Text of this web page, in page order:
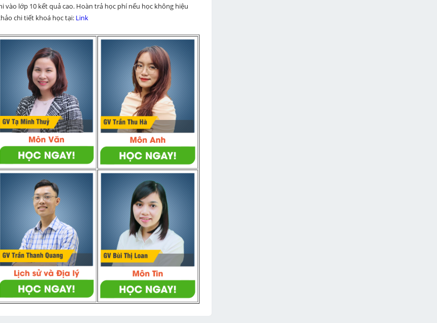
vào lớp 10 kết quả cao. Hoàn trả học phí nếu học không hiệu
chi tiết khoá học tại: Link